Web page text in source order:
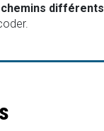
chemins différents